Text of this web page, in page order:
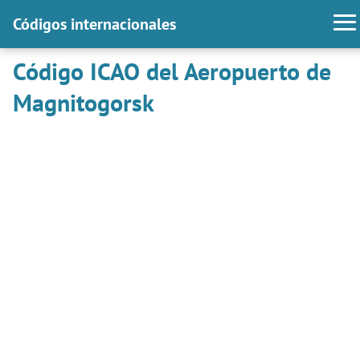
Códigos internacionales
Código ICAO del Aeropuerto de
Magnitogorsk